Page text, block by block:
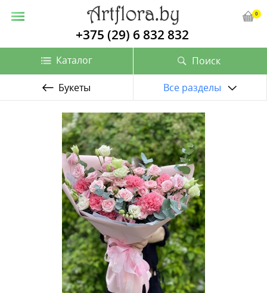
+375 (29) 6 832 832
Поиск
0
Каталог
Букеты Все разделы